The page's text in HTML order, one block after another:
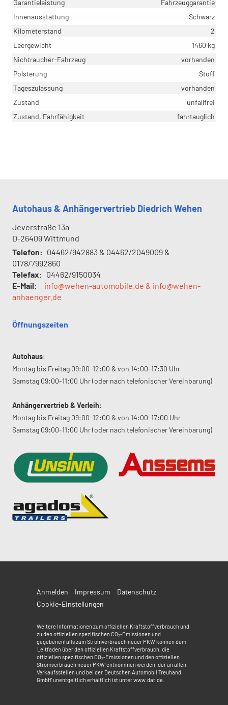
Garantieleistung
Fahrzeuggarantie
Innenausstattung
Schwarz
Kilometerstand
2
Leergewicht
1460 kg
Nichtraucher-Fahrzeug
vorhanden
Polsterung
Stoff
Tageszulassung
vorhanden
Zustand
unfallfrei
Zustand, Fahrfähigkeit
fahrtauglich
Autohaus & Anhängervertrieb Diedrich Wehen
Jeverstraße 13a
D-26409Wittmund
Telefon: 04462/942883 & 04462/2049009 &
0178/7992860
Telefax: 04462/9150034
E-Mail:
info@wehen-automobile.de & info@wehen-
anhaenger.de
Öffnungszeiten
Autohaus:
Montag bis Freitag 09:00-12:00 & von 14:00-17:30 Uhr
Samstag 09:00-11:00 Uhr (oder nach telefonischer Vereinbarung)
Anhängervertrieb & Verleih:
Montag bis Freitag 09:00-12:00 & von 14:00-17:00 Uhr
Samstag 09:00-11:00 Uhr (oder nach telefonischer Vereinbarung)
Anmelden Impressum
Datenschutz
Cookie-Einstellungen
Weitere Informationen zum offiziellen Kraftstoffverbrauch und
zu den offiziellen spezifischen CO2-Emissionen und
gegebenenfalls zum Stromverbrauch neuer PKW können dem
'Leitfaden über den offiziellen Kraftstoffverbrauch, die
offiziellen spezifischen CO2-Emissionen und den offiziellen
Stromverbrauch neuer PKW' entnommen werden, der an allen
Verkaufsstellen und bei der 'Deutschen Automobil Treuhand
GmbH' unentgeltlich erhältlich ist unter www.dat.de.